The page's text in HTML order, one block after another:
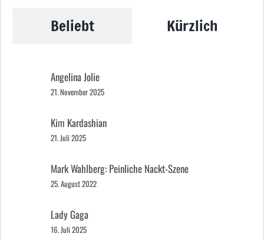
Beliebt Kürzlich
Angelina Jolie
21. November 2025
Kim Kardashian
21. Juli 2025
Mark Wahlberg: Peinliche Nackt-Szene
25. August 2022
Lady Gaga
16. Juli 2025